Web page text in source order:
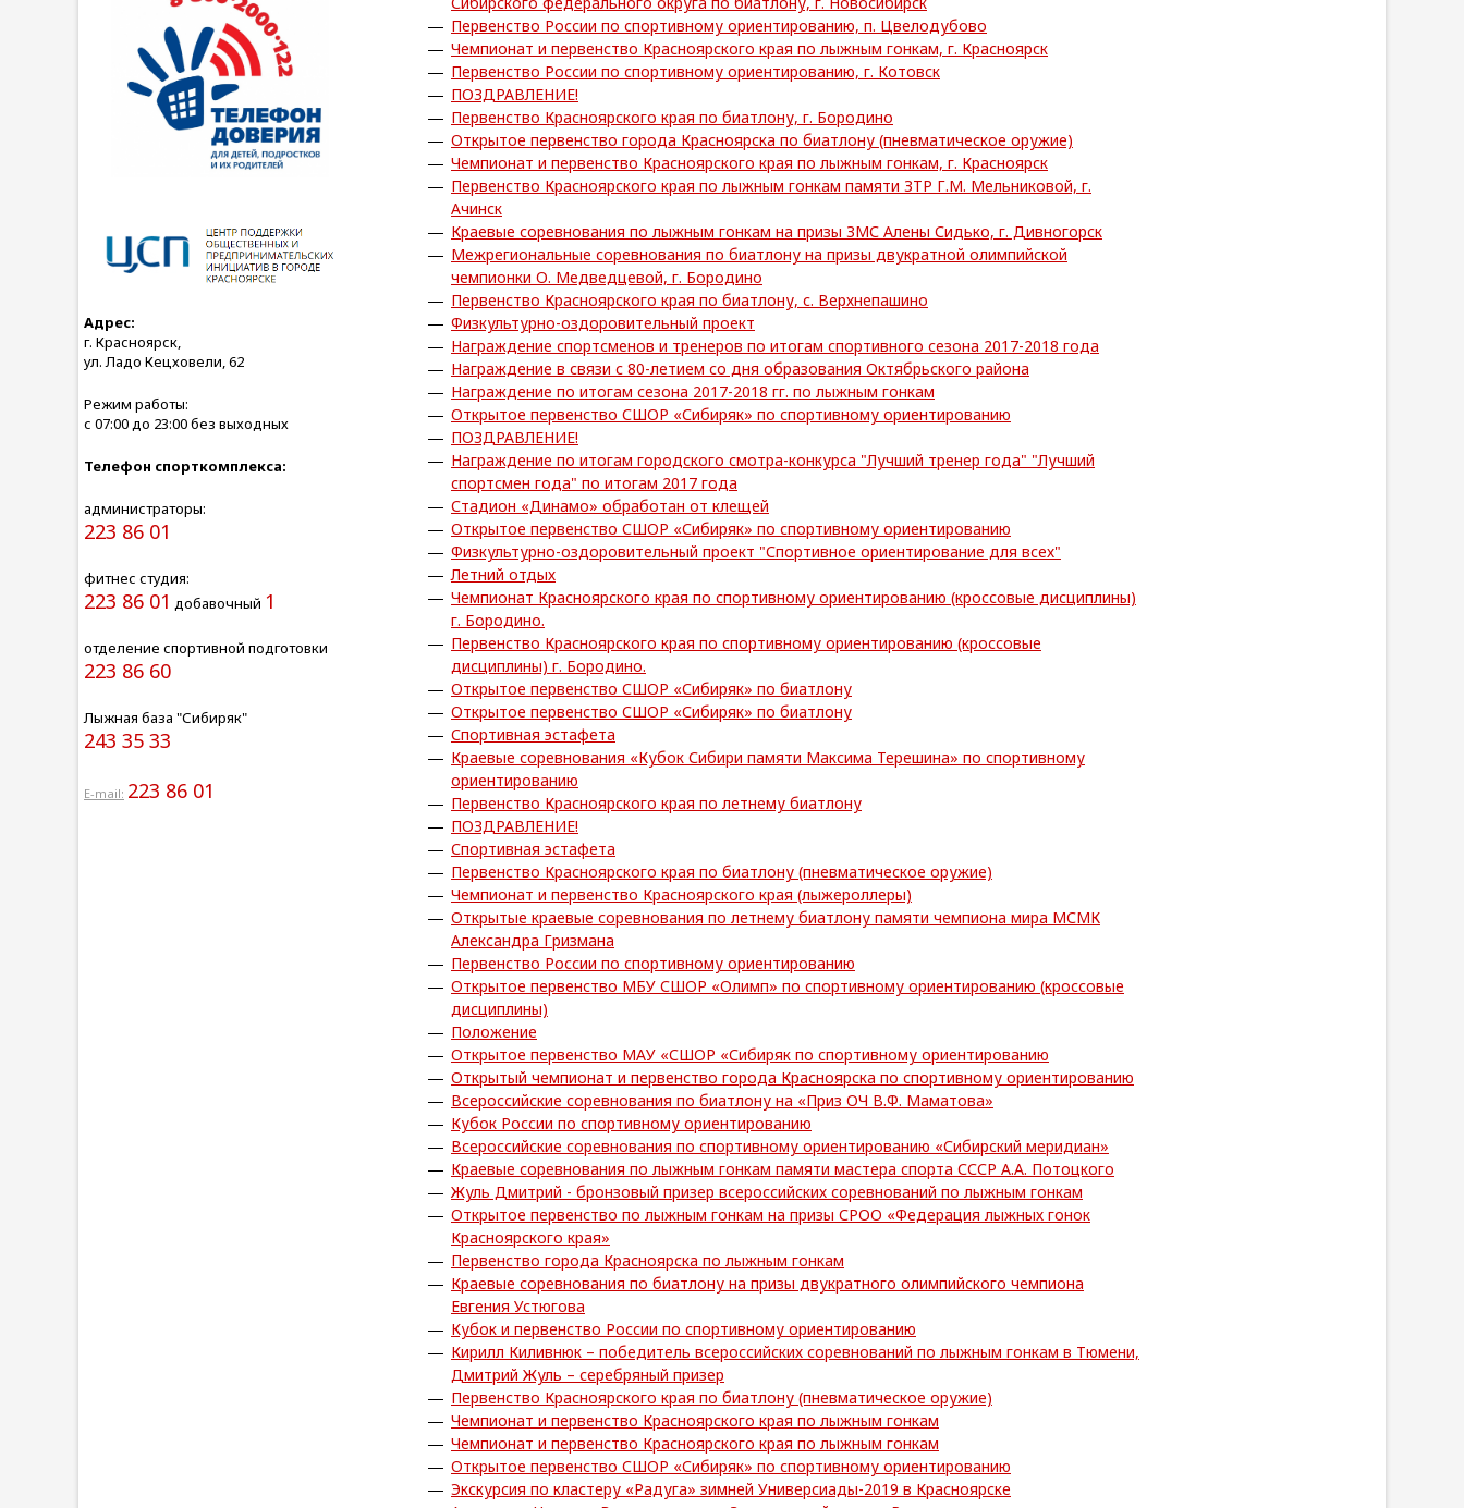
Адрес:
г. Красноярск,
ул. Ладо Кецховели, 62
Режим работы:
с 07:00 до 23:00 без выходных
Телефон спорткомплекса:
администраторы:
223 86 01
фитнес студия:
223 86 01 добавочный 1
отделение спортивной подготовки
223 86 60
Лыжная база "Сибиряк"
243 35 33
E-mail: 223 86 01
Первенство России по спортивному ориентированию, п. Цвелодубово
Чемпионат и первенство Красноярского края по лыжным гонкам, г. Красноярск
Первенство России по спортивному ориентированию, г. Котовск
ПОЗДРАВЛЕНИЕ!
Первенство Красноярского края по биатлону, г. Бородино
Открытое первенство города Красноярска по биатлону (пневматическое оружие)
Чемпионат и первенство Красноярского края по лыжным гонкам, г. Красноярск
Первенство Красноярского края по лыжным гонкам памяти ЗТР Г.М. Мельниковой, г.
Ачинск
Краевые соревнования по лыжным гонкам на призы ЗМС Алены Сидько, г. Дивногорск
Межрегиональные соревнования по биатлону на призы двукратной олимпийской
чемпионки О. Медведцевой, г. Бородино
Первенство Красноярского края по биатлону, с. Верхнепашино
Физкультурно-оздоровительный проект
Награждение спортсменов и тренеров по итогам спортивного сезона 2017-2018 года
Награждение в связи с 80-летием со дня образования Октябрьского района
Награждение по итогам сезона 2017-2018 гг. по лыжным гонкам
Открытое первенство СШОР «Сибиряк» по спортивному ориентированию
ПОЗДРАВЛЕНИЕ!
Награждение по итогам городского смотра-конкурса "Лучший тренер года" "Лучший
спортсмен года" по итогам 2017 года
Стадион «Динамо» обработан от клещей
Открытое первенство СШОР «Сибиряк» по спортивному ориентированию
Физкультурно-оздоровительный проект "Спортивное ориентирование для всех"
Летний отдых
Чемпионат Красноярского края по спортивному ориентированию (кроссовые дисциплины)
г. Бородино.
Первенство Красноярского края по спортивному ориентированию (кроссовые
дисциплины) г. Бородино.
Открытое первенство СШОР «Сибиряк» по биатлону
Открытое первенство СШОР «Сибиряк» по биатлону
Спортивная эстафета
Краевые соревнования «Кубок Сибири памяти Максима Терешина» по спортивному
ориентированию
Первенство Красноярского края по летнему биатлону
ПОЗДРАВЛЕНИЕ!
Спортивная эстафета
Первенство Красноярского края по биатлону (пневматическое оружие)
Чемпионат и первенство Красноярского края (лыжероллеры)
Открытые краевые соревнования по летнему биатлону памяти чемпиона мира МСМК
Александра Гризмана
Первенство России по спортивному ориентированию
Открытое первенство МБУ СШОР «Олимп» по спортивному ориентированию (кроссовые
дисциплины)
Положение
Открытое первенство МАУ «СШОР «Сибиряк по спортивному ориентированию
Открытый чемпионат и первенство города Красноярска по спортивному ориентированию
Всероссийские соревнования по биатлону на «Приз ОЧ В.Ф. Маматова»
Кубок России по спортивному ориентированию
Всероссийские соревнования по спортивному ориентированию «Сибирский меридиан»
Краевые соревнования по лыжным гонкам памяти мастера спорта СССР А.А. Потоцкого
Жуль Дмитрий - бронзовый призер всероссийских соревнований по лыжным гонкам
Открытое первенство по лыжным гонкам на призы СРОО «Федерация лыжных гонок
Красноярского края»
Первенство города Красноярска по лыжным гонкам
Краевые соревнования по биатлону на призы двукратного олимпийского чемпиона
Евгения Устюгова
Кубок и первенство России по спортивному ориентированию
Кирилл Киливнюк – победитель всероссийских соревнований по лыжным гонкам в Тюмени,
Дмитрий Жуль – серебряный призер
Первенство Красноярского края по биатлону (пневматическое оружие)
Чемпионат и первенство Красноярского края по лыжным гонкам
Чемпионат и первенство Красноярского края по лыжным гонкам
Открытое первенство СШОР «Сибиряк» по спортивному ориентированию
Экскурсия по кластеру «Радуга» зимней Универсиады-2019 в Красноярске